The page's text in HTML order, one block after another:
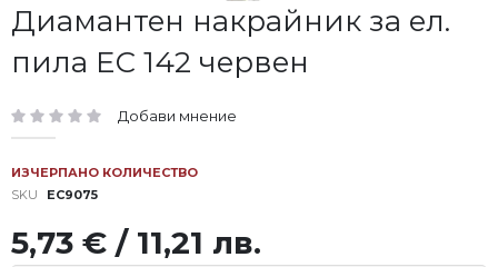
Диамантен накрайник за ел.
пила EC 142 червен
рейтинг: Добави мнение
ИЗЧЕРПАНО КОЛИЧЕСТВО
SKU
EC9075
5,73 € / 11,21 лв.
Преминете
към
началото
на
със
снимки